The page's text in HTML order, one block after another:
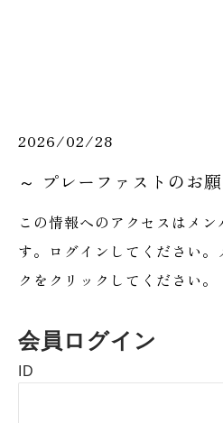
2026/02/28
～ プレーファストのお
この情報へのアクセスはメ
す。ログインしてください
クをクリックしてください。
会員ログイン
ID